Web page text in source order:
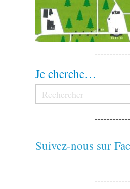
Je cherche…
Suivez-nous sur